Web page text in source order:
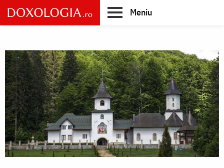
Skip
to
main
Meniu